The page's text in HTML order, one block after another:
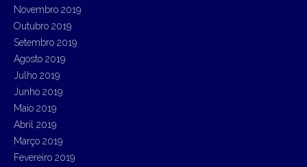
Novembro 2019
Outubro 2019
Setembro 2019
Agosto 2019
Julho 2019
Junho 2019
Maio 2019
Abril 2019
Março 2019
Fevereiro 2019